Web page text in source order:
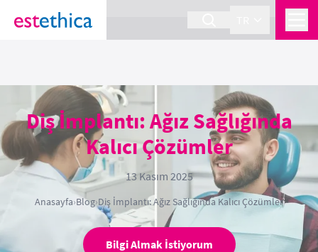
section Service {
Diş İmplantı: Ağız Sağlığında
Kalıcı Çözümler
13 Kasım 2025
Anasayfa›Blog›Diş İmplantı: Ağız Sağlığında Kalıcı Çözümler
Bilgi Almak İstiyorum